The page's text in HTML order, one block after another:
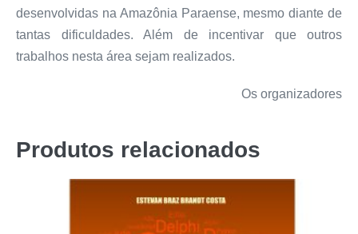
desenvolvidas na Amazônia Paraense, mesmo diante de
tantas dificuldades. Além de incentivar que outros
trabalhos nesta área sejam realizados.
Os organizadores
Produtos relacionados